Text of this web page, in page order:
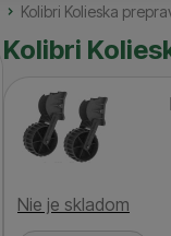
Kolibri Kolieska
Kolibri
Dostupnosť
Nie je skladom